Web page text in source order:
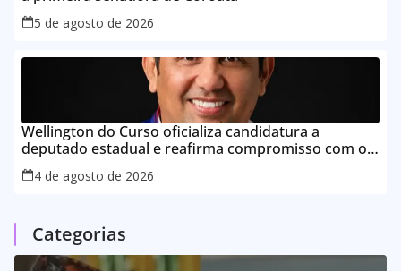
5 de agosto de 2026
Wellington do Curso oficializa candidatura a
deputado estadual e reafirma compromisso com o
povo do Maranhão
4 de agosto de 2026
Categorias